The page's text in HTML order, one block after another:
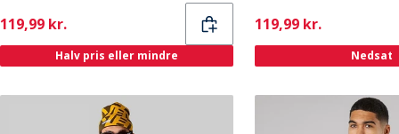
Current
119,99 kr.
Halv pris eller mindre
Current
119,99 kr.
Nedsat